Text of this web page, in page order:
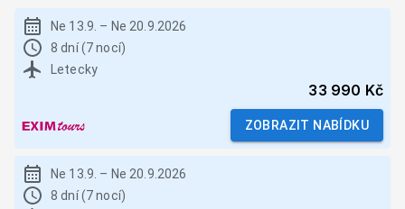
Ne 13.9. – Ne 20.9.2026
8 dní (7 nocí)
Letecky
33 990 Kč
ZOBRAZIT NABÍDKU
Ne 13.9. – Ne 20.9.2026
8 dní (7 nocí)